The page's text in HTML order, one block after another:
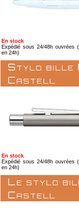
En stock
Expédié sous 24/48h ouvrées
en 24h)
Stylo bille
Castell
En stock
Expédié sous 24/48h ouvrées
en 24h)
Le stylo
Castell